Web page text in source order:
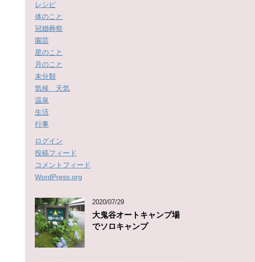
レシピ
体のこと
冠婚葬祭
園芸
星のこと
月のこと
未分類
気候 天気
温泉
生活
行事
ログイン
投稿フィード
コメントフィード
WordPress.org
2020/07/29
大鬼谷オートキャンプ場
でソロキャンプ